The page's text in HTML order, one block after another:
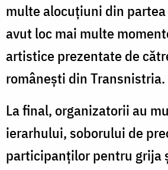
multe alocuțiuni din
avut loc mai multe
artistice prezentate de
românești din Transnistria.
La final, organizatorii au
ierarhului, soborului de
participanților pentru grija